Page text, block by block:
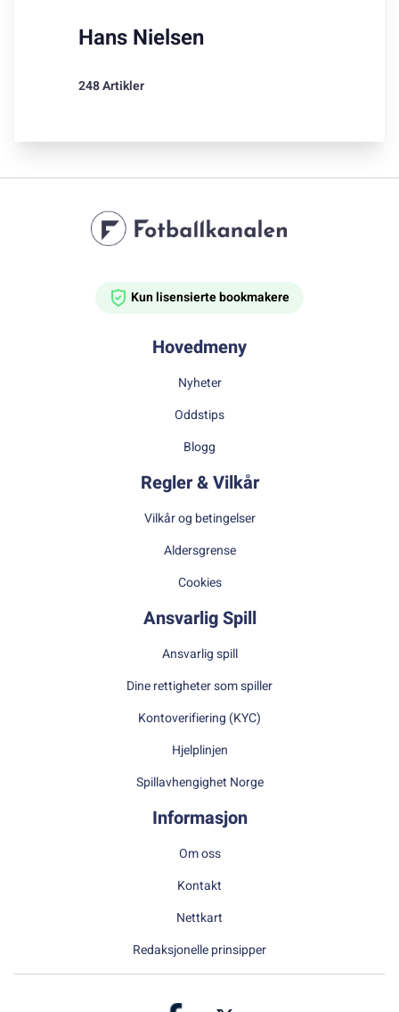
Hans Nielsen
248 Artikler
Kun lisensierte bookmakere
Hovedmeny
Nyheter
Oddstips
Blogg
Regler & Vilkår
Vilkår og betingelser
Aldersgrense
Cookies
Ansvarlig Spill
Ansvarlig spill
Dine rettigheter som spiller
Kontoverifiering (KYC)
Hjelplinjen
Spillavhengighet Norge
Informasjon
Om oss
Kontakt
Nettkart
Redaksjonelle prinsipper